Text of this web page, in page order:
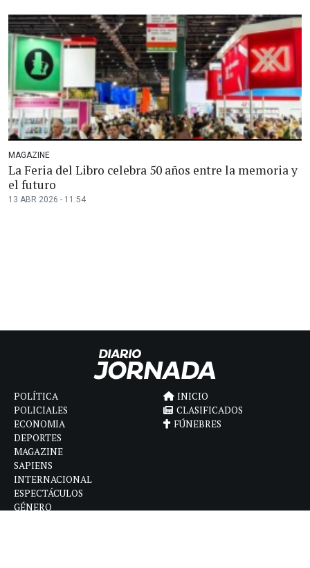
MAGAZINE
La Feria del Libro celebra 50 años entre la memoria y
el futuro
13 ABR 2026 - 11:54
POLÍTICA
POLICIALES
ECONOMIA
DEPORTES
MAGAZINE
SAPIENS
INTERNACIONAL
ESPECTÁCULOS
GÉNERO
INICIO
CLASIFICADOS
FÚNEBRES